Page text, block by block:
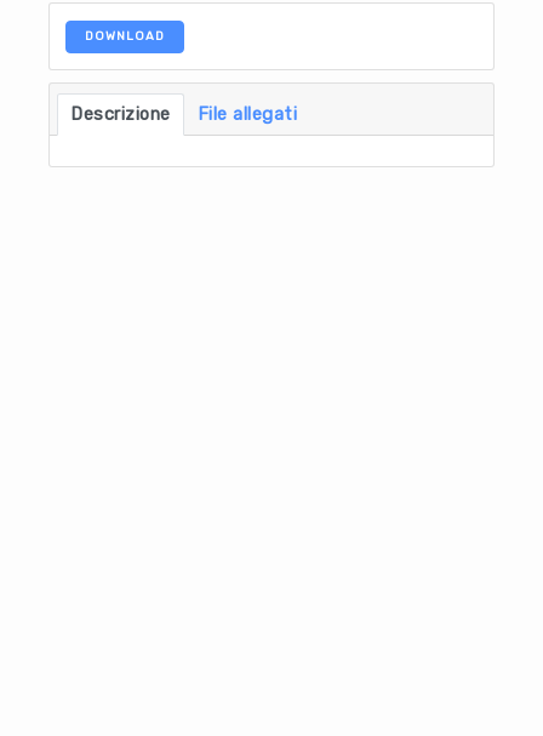
DOWNLOAD
Descrizione File allegati